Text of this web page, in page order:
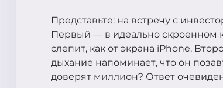
Представьте: на встречу с
Первый — в идеально скроенном
слепит, как от экрана iPhone.
дыхание напоминает, что он
доверят миллион? Ответ